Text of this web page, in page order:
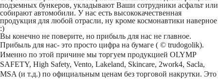
подземных бункеров, укладывают Ваши сотрудники асфальт или
собирают автомобили. У нас есть высококачественная
продукция для любой отрасли, ну кроме космонавтики наверное
:)
Вы конечно не поверите, но прибыль для нас не главное.
Прибыль для нас- это просто цифра на бумаге ( © trudogolik).
Именно по этой причине мы торгуем продукцией OLYMP
SAFETY, High Safety, Vento, Lakeland, Skincare, 2work4, Sacla,
MSA (и т.д.) по официальным ценам без торговой накрутки. Это